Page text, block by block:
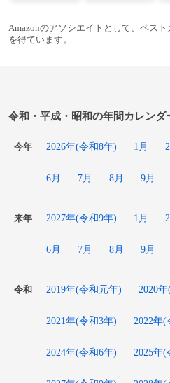
Amazonのアソシエイトとして、ベス
を得ています。
令和・平成・昭和の年間カレンダ
今年 2026年(令和8年) 1月
6月 7月 8月 9月
来年 2027年(令和9年) 1月
6月 7月 8月 9月
令和 2019年(令和元年) 2020
2021年(令和3年) 2022年(
2024年(令和6年) 2025年(